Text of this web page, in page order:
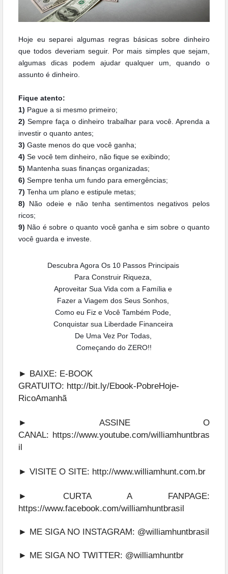
Hoje eu separei algumas regras básicas sobre dinheiro
que todos deveriam seguir. Por mais simples que sejam,
algumas dicas podem ajudar qualquer um, quando o
assunto é dinheiro.
Fique atento:
1) Pague a si mesmo primeiro;
2)Sempre faça o dinheiro trabalhar para você. Aprenda a
investir o quanto antes;
3) Gaste menos do que você ganha;
4) Se você tem dinheiro, não fique se exibindo;
5) Mantenha suas finanças organizadas;
6) Sempre tenha um fundo para emergências;
7) Tenha um plano e estipule metas;
8) Não odeie e não tenha sentimentos negativos pelos
ricos;
9) Não é sobre o quanto você ganha e sim sobre o quanto
você guarda e investe.
Descubra Agora Os 10 Passos Principais
Para Construir Riqueza,
Aproveitar Sua Vida com a Família e
Fazer a Viagem dos Seus Sonhos,
Como eu Fiz e Você Também Pode,
Conquistar sua Liberdade Financeira
De Uma Vez Por Todas,
Começando do ZERO!!
► BAIXE: E-BOOK
GRATUITO: http://bit.ly/Ebook-PobreHoje-
RicoAmanhã
► ASSINE O
CANAL: https://www.youtube.com/williamhuntbras
il
► VISITE O SITE: http://www.williamhunt.com.br
► CURTA A FANPAGE:
https://www.facebook.com/williamhuntbrasil
► ME SIGA NO INSTAGRAM: @williamhuntbrasil
► ME SIGA NO TWITTER: @williamhuntbr